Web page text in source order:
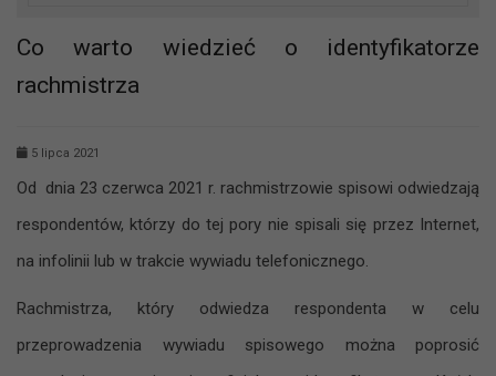
Co warto wiedzieć o identyfikatorze
rachmistrza
5 lipca 2021
Od dnia 23 czerwca 2021 r. rachmistrzowie spisowi odwiedzają
respondentów, którzy do tej pory nie spisali się przez Internet,
na infolinii lub w trakcie wywiadu telefonicznego.
Rachmistrza, który odwiedza respondenta w celu
przeprowadzenia wywiadu spisowego można poprosić